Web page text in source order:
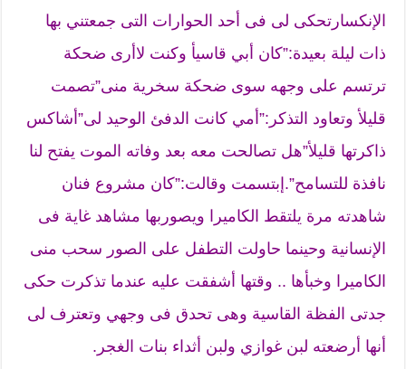
الإنكسارتحكى لى فى أحد الحوارات التى جمعتني بها
ذات ليلة بعيدة:”كان أبي قاسيأ وكنت لاأرى ضحكة
ترتسم على وجهه سوى ضحكة سخرية منى”تصمت
قليلأ وتعاود التذكر:”أمي كانت الدفئ الوحيد لى”أشاكس
ذاكرتها قليلأ”هل تصالحت معه بعد وفاته الموت يفتح لنا
نافذة للتسامح”.إبتسمت وقالت:”كان مشروع فنان
شاهدته مرة يلتقط الكاميرا ويصوربها مشاهد غاية فى
الإنسانية وحينما حاولت التطفل على الصور سحب منى
الكاميرا وخبأها .. وقتها أشفقت عليه عندما تذكرت حكى
جدتى الفظة القاسية وهى تحدق فى وجهي وتعترف لى
أنها أرضعته لبن غوازي ولبن أثداء بنات الغجر.